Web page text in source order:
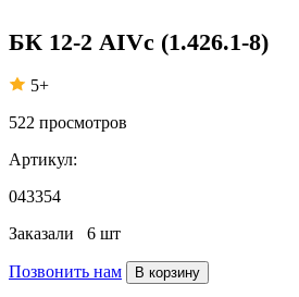
БК 12-2 АIVс (1.426.1-8)
5+
522 просмотров
Артикул:
043354
Заказали 6 шт
Позвонить нам В корзину